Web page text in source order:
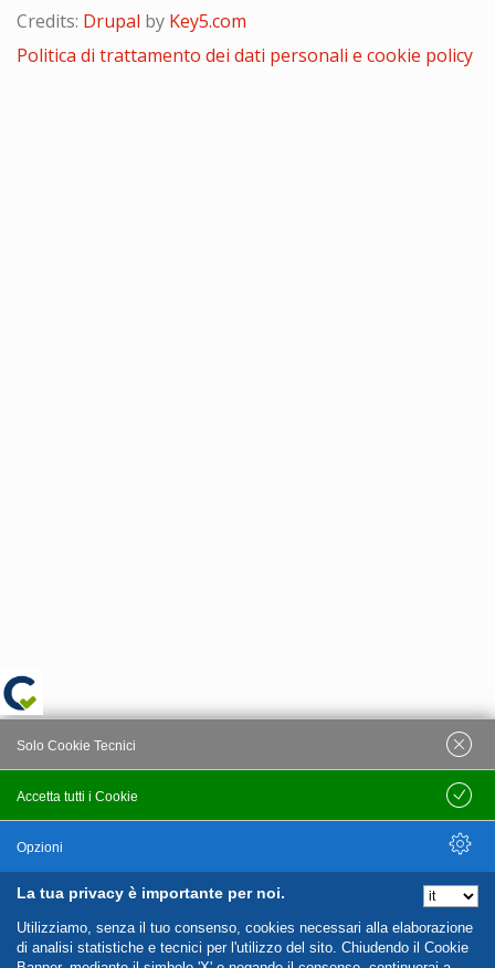
Credits: Drupal by Key5.com
Politica di trattamento dei dati personali e cookie policy
La tua privacy è importante per noi.
Utilizziamo, senza il tuo consenso, cookies necessari alla elaborazione
di analisi statistiche e tecnici per l'utilizzo del sito. Chiudendo il Cookie
Accetta tutti i Cookie
Solo Cookie Tecnici
Salva
Opzioni
Nascondi Opzioni